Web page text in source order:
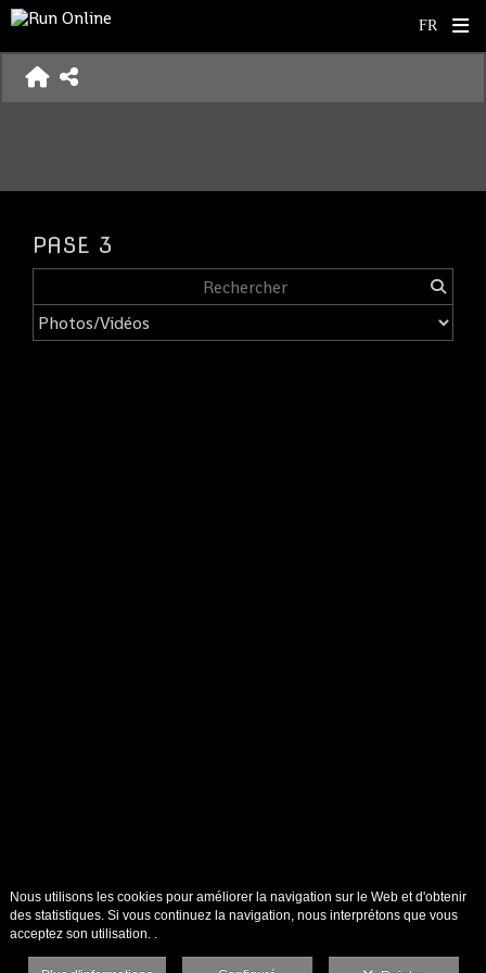
PASE 3
Nous utilisons les cookies pour améliorer la navigation sur le Web et d'obtenir
des statistiques. Si vous continuez la navigation, nous interprétons que vous
acceptez son utilisation. .